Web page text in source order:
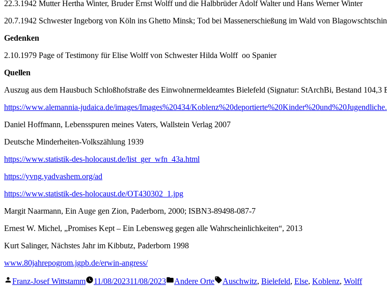
22.3.1942 Mutter Hertha Winter, Bruder Ernst Wolff und die Halbbrüder Adolf Walter und Hans Werner Winter
20.7.1942 Schwester Ingeborg von Köln ins Ghetto Minsk; Tod bei Massenerschießung im Wald von
Gedenken
2.10.1979 Page of Testimony für Elise Wolff von Schwester Hilda Wolff oo Spanier
Quellen
Auszug aus dem Hausbuch Schloßhofstraße des Einwohnermeldeamtes Bielefeld (Signatur: StArchBi, Bestand 104,3
https://www.alemannia-judaica.de/images/Images%20434/
Daniel Hoffmann, Lebensspuren meines Vaters, Wallstein Verlag 2007
Deutsche Minderheiten-Volkszählung 1939
https://www.statistik-des-holocaust.de/list_ger_wfn_43a.html
https://yvng.yadvashem.org/ad
https://www.statistik-des-holocaust.de/OT430302_1.jpg
Margit Naarmann, Ein Auge gen Zion, Paderborn, 2000; ISBN3-89498-087-7
Ernest W. Michel, „Promises Kept – Ein Lebensweg gegen alle Wahrscheinlichkeiten“, 2013
Kurt Salinger, Nächstes Jahr im Kibbutz, Paderborn 1998
www.80jahrepogrom.jgpb.de/erwin-angress/
Veröffentlicht
Franz-Josef Wittstamm 11/08/202311/08/2023
Veröffentlicht
Andere Orte Schlagwörter:
Auschwitz, Bielefeld, Else, Koblenz, Wolff